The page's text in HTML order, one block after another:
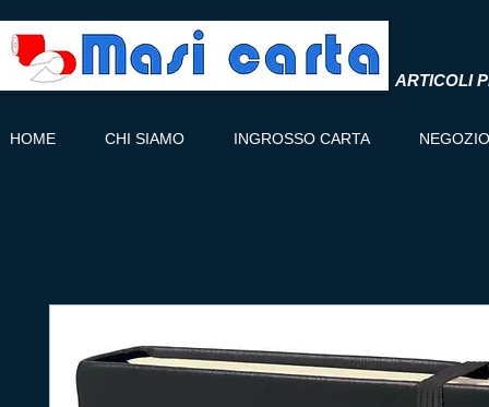
ARTICOLI
HOME CHI SIAMO INGROSSO CARTA NEGOZIO